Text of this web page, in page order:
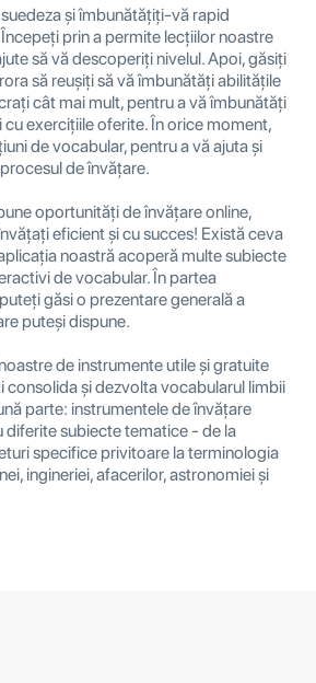
și îmbunătățiți-vă rapid
prin a permite lecțiilor noastre
să vă descoperiți nivelul. Apoi, găsiți
să reușiți să vă îmbunătăți abilitățile
cât mai mult, pentru a vă îmbunătăți
cu exercițiile oferite. În orice moment,
de vocabular, pentru a vă ajuta și
de învățare.
oportunități de învățare online,
eficient și cu succes! Există ceva
noastră acoperă multe subiecte
de vocabular. În partea
găsi o prezentare generală a
puteși dispune.
de instrumente utile și gratuite
consolida și dezvolta vocabularul limbii
parte: instrumentele de învățare
diferite subiecte tematice - de la
specifice privitoare la terminologia
ingineriei, afacerilor, astronomiei și